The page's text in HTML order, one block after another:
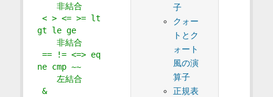
子
クォー
トとク
ォート
風の演
算子
正規表
非結合
< > <= >= lt
gt le ge
非結合
== != <=> eq
ne cmp ~~
左結合
&